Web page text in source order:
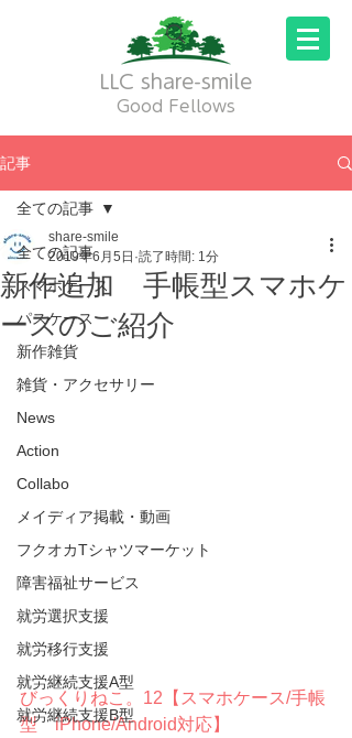
LLC share-smile
Good Fellows
記事
全ての記事
スマホケース
パスケース
新作雑貨
雑貨・アクセサリー
News
Action
Collabo
メイディア掲載・動画
フクオカTシャツマーケット
障害福祉サービス
就労選択支援
就労移行支援
就労継続支援A型
就労継続支援B型
全ての記事
新作追加 手帳型スマホケ
ースのご紹介
share-smile
2019年6月5日 読了時間: 1分
びっくりねこ。12【スマホケース/手帳
型　iPhone/Android対応】